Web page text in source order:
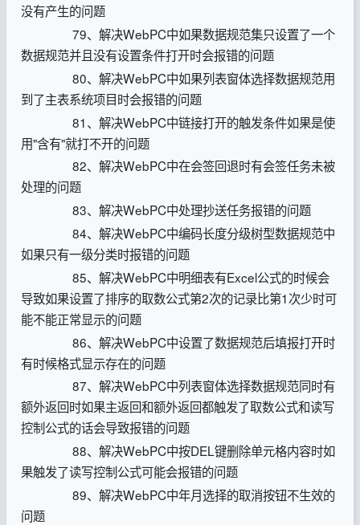
没有产生的问题
79、解决WebPC中如果数据规范集只设置了一个
数据规范并且没有设置条件打开时会报错的问题
80、解决WebPC中如果列表窗体选择数据规范用
到了主表系统项目时会报错的问题
81、解决WebPC中链接打开的触发条件如果是使
用"含有"就打不开的问题
82、解决WebPC中在会签回退时有会签任务未被
处理的问题
83、解决WebPC中处理抄送任务报错的问题
84、解决WebPC中编码长度分级树型数据规范中
如果只有一级分类时报错的问题
85、解决WebPC中明细表有Excel公式的时候会
导致如果设置了排序的取数公式第2次的记录比第1次少时可
能不能正常显示的问题
86、解决WebPC中设置了数据规范后填报打开时
有时候格式显示存在的问题
87、解决WebPC中列表窗体选择数据规范同时有
额外返回时如果主返回和额外返回都触发了取数公式和读写
控制公式的话会导致报错的问题
88、解决WebPC中按DEL键删除单元格内容时如
果触发了读写控制公式可能会报错的问题
89、解决WebPC中年月选择的取消按钮不生效的
问题